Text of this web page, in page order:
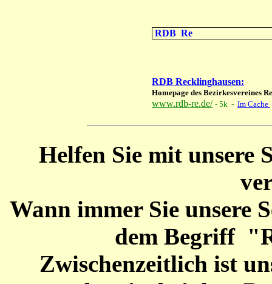
RDB Re
RDB Recklinghausen:
Homepage des Bezirkesvereines
www.rdb-re.de/ - 5k - Im Cache
Helfen Sie mit unsere
Wann immer Sie unsere
dem Begriff
Zwischenzeitlich ist